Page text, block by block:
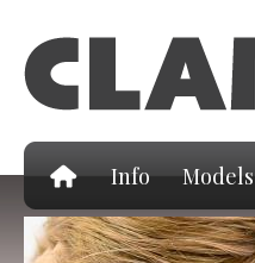
Info Models